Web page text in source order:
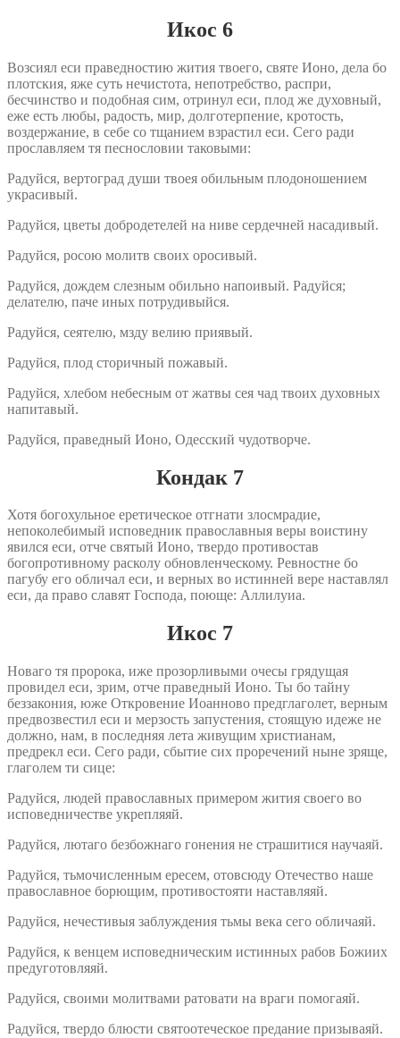
Икос 6
Возсиял еси праведностию жития твоего, святе Ионо, дела бо
плотския, яже суть нечистота, непотребство, распри,
бесчинство и подобная сим, отринул еси, плод же духовный,
еже есть любы, радость, мир, долготерпение, кротость,
воздержание, в себе со тщанием взрастил еси. Сего ради
прославляем тя песнословии таковыми:
Радуйся, вертоград души твоея обильным плодоношением
украсивый.
Радуйся, цветы добродетелей на ниве сердечней насадивый.
Радуйся, росою молитв своих оросивый.
Радуйся, дождем слезным обильно напоивый. Радуйся;
делателю, паче иных потрудивыйся.
Радуйся, сеятелю, мзду велию приявый.
Радуйся, плод сторичный пожавый.
Радуйся, хлебом небесным от жатвы сея чад твоих духовных
напитавый.
Радуйся, праведный Ионо, Одесский чудотворче.
Кондак 7
Хотя богохульное еретическое отгнати злосмрадие,
непоколебимый исповедник православныя веры воистину
явился еси, отче святый Ионо, твердо противостав
богопротивному расколу обновленческому. Ревностне бо
пагубу его обличал еси, и верных во истинней вере наставлял
еси, да право славят Господа, поюще: Аллилуиа.
Икос 7
Новаго тя пророка, иже прозорливыми очесы грядущая
провидел еси, зрим, отче праведный Ионо. Ты бо тайну
беззакония, юже Откровение Иоанново предглаголет, верным
предвозвестил еси и мерзость запустения, стоящую идеже не
должно, нам, в последняя лета живущим христианам,
предрекл еси. Сего ради, сбытие сих проречений ныне зряще,
глаголем ти сице:
Радуйся, людей православных примером жития своего во
исповедничестве укрепляяй.
Радуйся, лютаго безбожнаго гонения не страшитися научаяй.
Радуйся, тьмочисленным ересем, отовсюду Отечество наше
православное борющим, противостояти наставляяй.
Радуйся, нечестивыя заблуждения тьмы века сего обличаяй.
Радуйся, к венцем исповедническим истинных рабов Божиих
предуготовляяй.
Радуйся, своими молитвами ратовати на враги помогаяй.
Радуйся, твердо блюсти святоотеческое предание призываяй.